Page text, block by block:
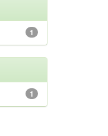
1
1